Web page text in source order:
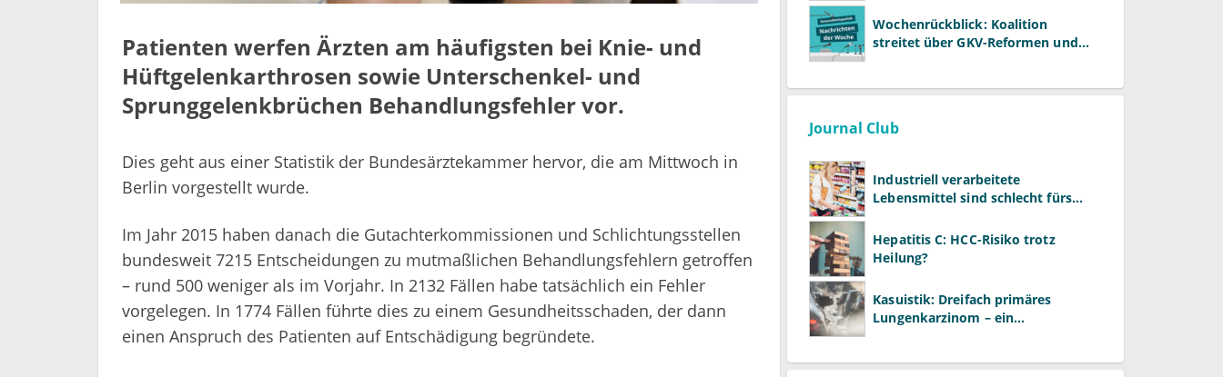
Patienten werfen Ärzten am häufigsten bei Knie- und
Hüftgelenkarthrosen sowie Unterschenkel- und
Sprunggelenkbrüchen Behandlungsfehler vor.
Dies geht aus einer Statistik der Bundesärztekammer hervor, die am Mittwoch in
Berlin vorgestellt wurde.
Im Jahr 2015 haben danach die Gutachterkommissionen und Schlichtungsstellen
bundesweit 7215 Entscheidungen zu mutmaßlichen Behandlungsfehlern getroffen
– rund 500 weniger als im Vorjahr. In 2132 Fällen habe tatsächlich ein Fehler
vorgelegen. In 1774 Fällen führte dies zu einem Gesundheitsschaden, der dann
einen Anspruch des Patienten auf Entschädigung begründete.
Warken
Wochenrückblick: Koalition
streitet über GKV-Reformen und
Journal Club
Industriell verarbeitete
Lebensmittel sind schlecht fürs
Hepatitis C: HCC-Risiko trotz
Heilung?
Kasuistik: Dreifach primäres
Lungenkarzinom – ein